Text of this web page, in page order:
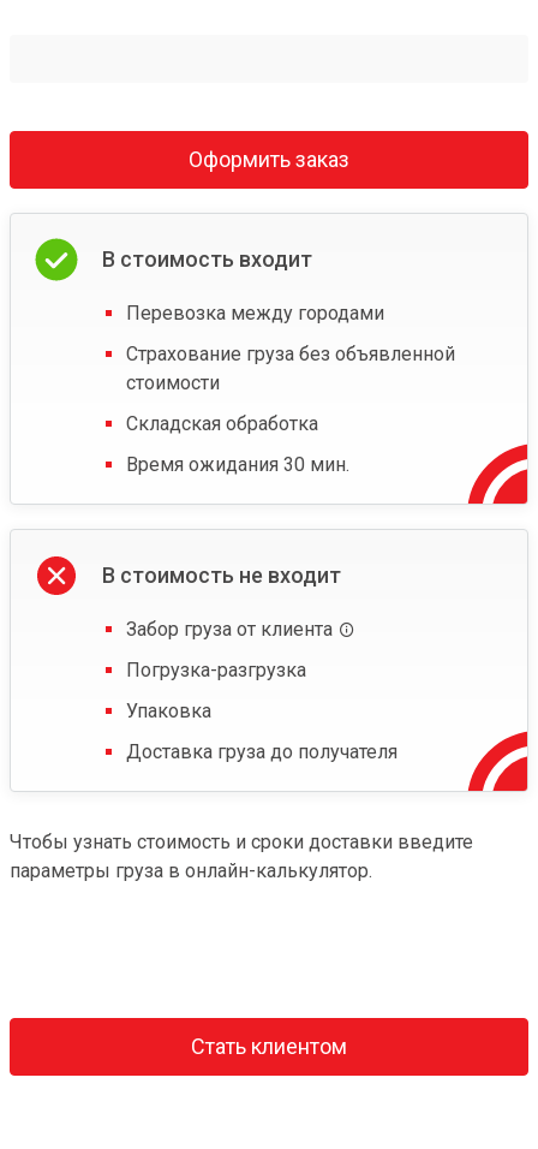
Оформить заказ
В стоимость входит
Перевозка между городами
Страхование груза без объявленной
стоимости
Складская обработка
Время ожидания 30 мин.
В стоимость не входит
Забор груза от клиента
Погрузка-разгрузка
Упаковка
Доставка груза до получателя
Чтобы узнать стоимость и сроки доставки введите
параметры груза в онлайн-калькулятор.
Стать клиентом